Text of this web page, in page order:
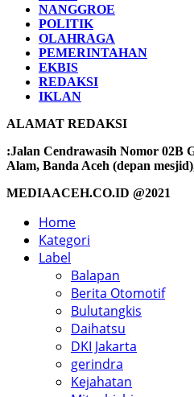
NANGGROE
POLITIK
OLAHRAGA
PEMERINTAHAN
EKBIS
REDAKSI
IKLAN
ALAMAT REDAKSI
:Jalan Cendrawasih Nomor 02B
Alam, Banda Aceh (depan
MEDIAACEH.CO.ID @2021
Home
Kategori
Label
Balapan
Berita Otomotif
Bulutangkis
Daihatsu
DKI Jakarta
gerindra
Kejahatan